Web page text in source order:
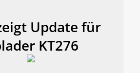
Update für
KT276